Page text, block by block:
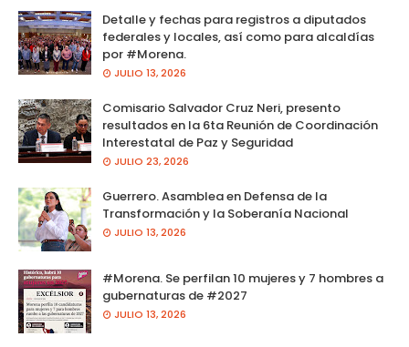
Detalle y fechas para registros a diputados
federales y locales, así como para alcaldías
por #Morena.
JULIO 13, 2026
Comisario Salvador Cruz Neri, presento
resultados en la 6ta Reunión de Coordinación
Interestatal de Paz y Seguridad
JULIO 23, 2026
Guerrero. Asamblea en Defensa de la
Transformación y la Soberanía Nacional
JULIO 13, 2026
#Morena. Se perfilan 10 mujeres y 7 hombres a
gubernaturas de #2027
JULIO 13, 2026